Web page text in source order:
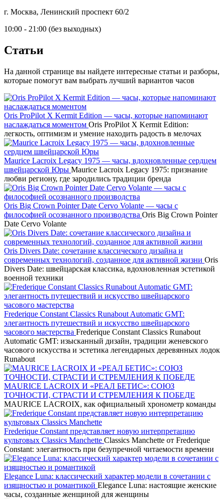
г. Москва, Ленинский проспект 60/2
10:00 - 21:00 (без выходных)
Статьи
На данной странице вы найдете интересные статьи и разборы,
которые помогут вам выбрать лучший вариантов часов
Oris ProPilot X Kermit Edition — часы, которые напоминают
наслаждаться моментом Oris ProPilot X Kermit Edition:
легкость, оптимизм и умение находить радость в мелочах
Maurice Lacroix Legacy 1975 — часы, вдохновленные сердцем
швейцарской Юры Maurice Lacroix Legacy 1975: признание
любви региону, где зародились традиции бренда
Oris Big Crown Pointer Date Cervo Volante — часы с
философией осознанного производства Oris Big Crown Pointer
Date Cervo Volante
Oris Divers Date: сочетание классического дизайна и
современных технологий, созданное для активной жизни Oris
Divers Date: швейцарская классика, вдохновленная эстетикой
военной техники
Frederique Constant Classics Runabout Automatic GMT:
элегантность путешествий и искусство швейцарского
часового мастерства Frederique Constant Classics Runabout
Automatic GMT: изысканный дизайн, традиции женевского
часового искусства и эстетика легендарных деревянных лодок
Runabout
MAURICE LACROIX И «РЕАЛ БЕТИС»: СОЮЗ
ТОЧНОСТИ, СТРАСТИ И СТРЕМЛЕНИЯ К ПОБЕДЕ
MAURICE LACROIX, как официальный хронометр команды
Frederique Constant представляет новую интерпретацию
культовых Classics Manchette Classics Manchette от Frederique
Constant: элегантность при безупречной читаемости времени
Elegance Luna: классический характер модели в сочетании с
изящностью и романтикой Elegance Luna: настоящие женские
часы, созданные женщиной для женщины